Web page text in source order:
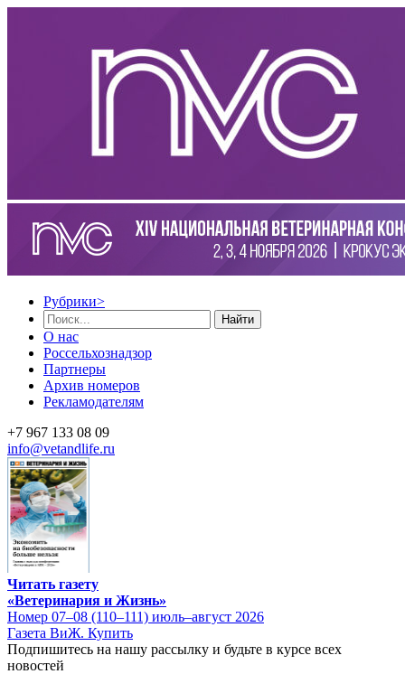
Рубрики>
Найти
О нас
Россельхознадзор
Партнеры
Архив номеров
Рекламодателям
+7 967 133 08 09
info@vetandlife.ru
Читать газету
«Ветеринария и Жизнь»
Номер 07–08 (110–111) июль–август 2026
Газета ВиЖ. Купить
Подпишитесь на нашу рассылку и будьте в курсе всех
новостей